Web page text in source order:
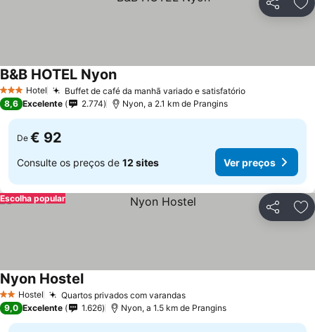
Partilhar
3 EstrelasHotel Buffet de café da manhã variado e satisfatórioVer preços
B&B HOTEL NyonVer preços
8,6 Excelente 2.774 Nyon, a 2.1 km de Prangins
De € 92
Consulte os preços de 12 sites Ver preços
Partilhar
Escolha popular
2 Estrelas
Hostel Quartos privados com varandasVer preços
Nyon HostelVer preços
9,0 Excelente 1.626 Nyon, a 1.5 km de Prangins